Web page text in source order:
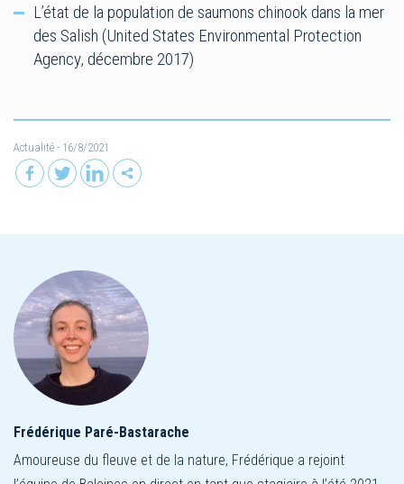
L’état de la population de saumons chinook dans la mer
des Salish (United States Environmental Protection
Agency, décembre 2017)
Actualité - 16/8/2021
Frédérique Paré-Bastarache
Amoureuse du fleuve et de la nature, Frédérique a rejoint